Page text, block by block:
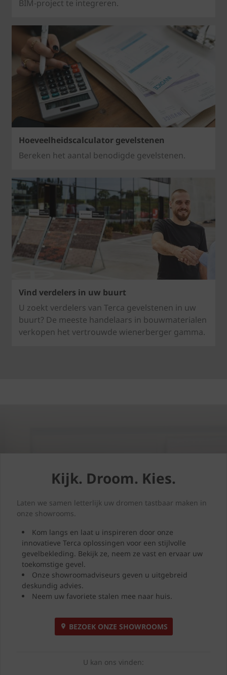
BIM-project te integreren.
Hoeveelheidscalculator gevelstenen
Bereken het aantal benodigde gevelstenen.
Vind verdelers in uw buurt
U zoekt verdelers van Terca gevelstenen in uw
buurt? De meeste handelaars in bouwmaterialen
verkopen het vertrouwde wienerberger gamma.
Kijk. Droom. Kies.
Laten we samen letterlijk uw dromen tastbaar maken in
onze showrooms.
Kom langs en laat u inspireren door onze
innovatieve Terca oplossingen voor een stijlvolle
gevelbekleding. Bekijk ze, neem ze vast en ervaar uw
toekomstige gevel.
Onze showroomadviseurs geven u uitgebreid
deskundig advies.
Neem uw favoriete stalen mee naar huis.
BEZOEK ONZE SHOWROOMS
U kan ons vinden: